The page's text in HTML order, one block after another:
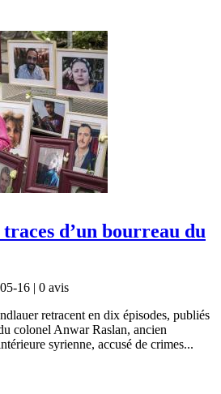
d’un bourreau du
16 | 0 avis
retracent en dix épisodes, publiés
colonel Anwar Raslan, ancien
syrienne, accusé de crimes...